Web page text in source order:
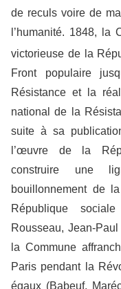
de reculs voire de
l’humanité. 1848, la
victorieuse de la
Front populaire
Résistance et la
national de la
suite à sa
l’œuvre de la
construire une
bouillonnement de
République
Rousseau, Jean-
la Commune
Paris pendant la
égaux (Babeuf,